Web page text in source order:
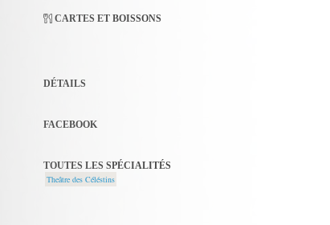
CARTES ET BOISSONS
DÉTAILS
FACEBOOK
TOUTES LES SPÉCIALITÉS
Theâtre des Céléstins